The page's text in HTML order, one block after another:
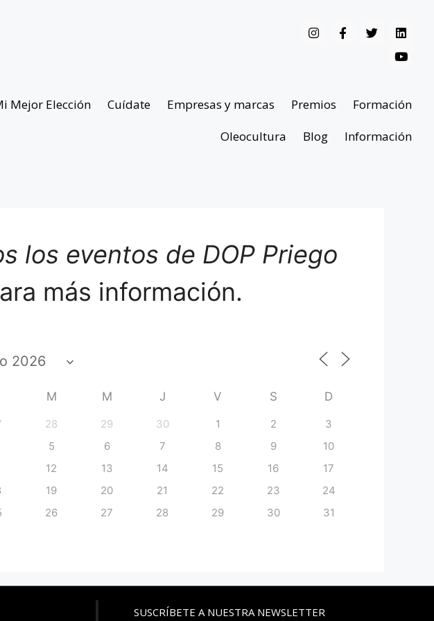
Mejor Elección Cuídate Empresas y marcas Premios
Formación
Oleocultura
Blog Información
los eventos de DOP Priego
más información.
M M J V S D
28 29 30 1 2
3
5 6 7 8 9
10
12 13 14 15 16
17
19 20 21 22 23
24
26 27 28 29 30 31
SUSCRÍBETE A NUESTRA NEWSLETTER